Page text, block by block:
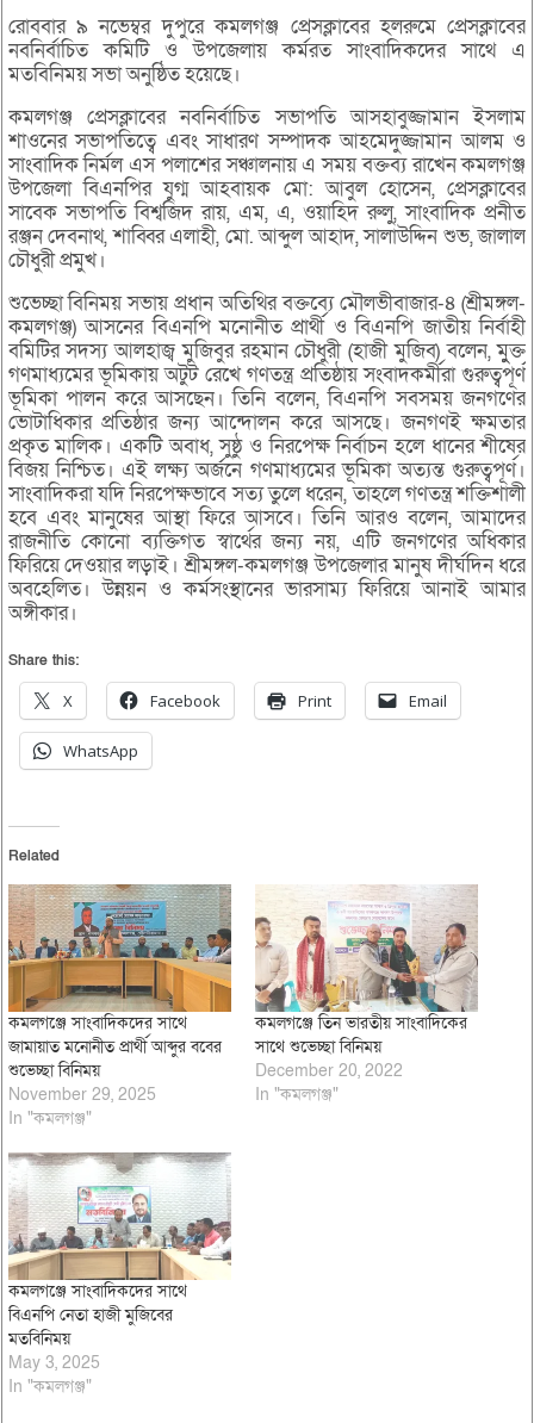
রোববার ৯ নভেম্বর দুপুরে কমলগঞ্জ প্রেসক্লাবের হলরুমে প্রেসক্লাবের
নবনির্বাচিত কমিটি ও উপজেলায় কর্মরত সাংবাদিকদের সাথে এ
মতবিনিময় সভা অনুষ্ঠিত হয়েছে।
কমলগঞ্জ প্রেসক্লাবের নবনির্বাচিত সভাপতি আসহাবুজ্জামান ইসলাম
শাওনের সভাপতিত্বে এবং সাধারণ সম্পাদক আহমেদুজ্জামান আলম ও
সাংবাদিক নির্মল এস পলাশের সঞ্চালনায় এ সময় বক্তব্য রাখেন কমলগঞ্জ
উপজেলা বিএনপির যুগ্ম আহবায়ক মো: আবুল হোসেন, প্রেসক্লাবের
সাবেক সভাপতি বিশ্বজিদ রায়, এম, এ, ওয়াহিদ রুলু, সাংবাদিক প্রনীত
রঞ্জন দেবনাথ, শাব্বির এলাহী, মো. আব্দুল আহাদ, সালাউদ্দিন শুভ, জালাল
চৌধুরী প্রমুখ।
শুভেচ্ছা বিনিময় সভায় প্রধান অতিথির বক্তব্যে মৌলভীবাজার-৪ (শ্রীমঙ্গল-
কমলগঞ্জ) আসনের বিএনপি মনোনীত প্রার্থী ও বিএনপি জাতীয় নির্বাহী
বমিটির সদস্য আলহাজ্ব মুজিবুর রহমান চৌধুরী (হাজী মুজিব) বলেন, মুুক্ত
গণমাধ্যমের ভূমিকায় অটুট রেখে গণতন্ত্র প্রতিষ্ঠায় সংবাদকর্মীরা গুরুত্বপূর্ণ
ভূমিকা পালন করে আসছেন। তিনি বলেন, বিএনপি সবসময় জনগণের
ভোটাধিকার প্রতিষ্ঠার জন্য আন্দোলন করে আসছে। জনগণই ক্ষমতার
প্রকৃত মালিক। একটি অবাধ, সুষ্ঠু ও নিরপেক্ষ নির্বাচন হলে ধানের শীষের
বিজয় নিশ্চিত। এই লক্ষ্য অর্জনে গণমাধ্যমের ভূমিকা অত্যন্ত গুরুত্বপূর্ণ।
সাংবাদিকরা যদি নিরপেক্ষভাবে সত্য তুলে ধরেন, তাহলে গণতন্ত্র শক্তিশালী
হবে এবং মানুষের আস্থা ফিরে আসবে। তিনি আরও বলেন, আমাদের
রাজনীতি কোনো ব্যক্তিগত স্বার্থের জন্য নয়, এটি জনগণের অধিকার
ফিরিয়ে দেওয়ার লড়াই। শ্রীমঙ্গল-কমলগঞ্জ উপজেলার মানুষ দীর্ঘদিন ধরে
অবহেলিত। উন্নয়ন ও কর্মসংস্থানের ভারসাম্য ফিরিয়ে আনাই আমার
অঙ্গীকার।
Share this:
X Facebook Print Email
WhatsApp
Related
কমলগঞ্জে সাংবাদিকদের সাথে
জামায়াত মনোনীত প্রার্থী আব্দুর ববের
শুভেচ্ছা বিনিময়
November 29, 2025
In "কমলগঞ্জ"
কমলগঞ্জে তিন ভারতীয় সাংবাদিকের
সাথে শুভেচ্ছা বিনিময়
December 20, 2022
In "কমলগঞ্জ"
কমলগঞ্জে সাংবাদিকদের সাথে
বিএনপি নেতা হাজী মুজিবের
মতবিনিময়
May 3, 2025
In "কমলগঞ্জ"